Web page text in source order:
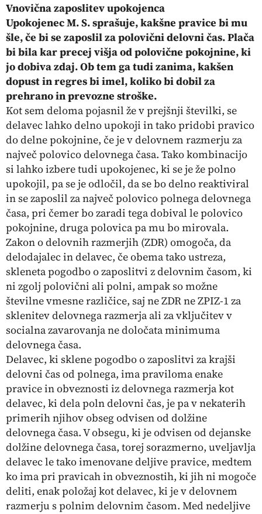
Vnovična zaposlitev upokojenca
Upokojenec M. S. sprašuje, kakšne pravice bi mu
šle, če bi se zaposlil za polovični delovni čas. Plača
bi bila kar precej višja od polovične pokojnine, ki
jo dobiva zdaj. Ob tem ga tudi zanima, kakšen
dopust in regres bi imel, koliko bi dobil za
prehrano in prevozne stroške.
Kot sem deloma pojasnil že v prejšnji številki, se
delavec lahko delno upokoji in tako pridobi pravico
do delne pokojnine, če je v delovnem razmerju za
največ polovico delovnega časa. Tako kombinacijo
si lahko izbere tudi upokojenec, ki se je že polno
upokojil, pa se je odločil, da se bo delno reaktiviral
in se zaposlil za največ polovico polnega delovnega
časa, pri čemer bo zaradi tega dobival le polovico
pokojnine, druga polovica pa mu bo mirovala.
Zakon o delovnih razmerjih (ZDR) omogoča, da
delodajalec in delavec, če obema tako ustreza,
skleneta pogodbo o zaposlitvi z delovnim časom, ki
ni zgolj polovični ali polni, ampak so možne
številne vmesne različice, saj ne ZDR ne ZPIZ-1 za
sklenitev delovnega razmerja ali za vključitev v
socialna zavarovanja ne določata minimuma
delovnega časa.
Delavec, ki sklene pogodbo o zaposlitvi za krajši
delovni čas od polnega, ima praviloma enake
pravice in obveznosti iz delovnega razmerja kot
delavec, ki dela poln delovni čas, je pa v nekaterih
primerih njihov obseg odvisen od dolžine
delovnega časa. V obsegu, ki je odvisen od dejanske
dolžine delovnega časa, torej sorazmerno, uveljavlja
delavec le tako imenovane deljive pravice, medtem
ko ima pri pravicah in obveznostih, ki jih ni mogoče
deliti, enak položaj kot delavec, ki je v delovnem
razmerju s polnim delovnim časom. Med nedeljive